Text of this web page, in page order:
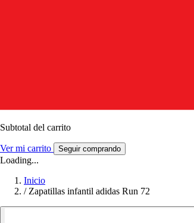
Subtotal del carrito
Ver mi carrito Seguir comprando
Loading...
Inicio
/ Zapatillas infantil adidas Run 72